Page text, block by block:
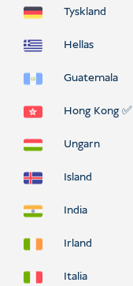
Tyskland
Hellas
Guatemala
Hong Kong ✅
Ungarn
Island
India
Irland
Italia